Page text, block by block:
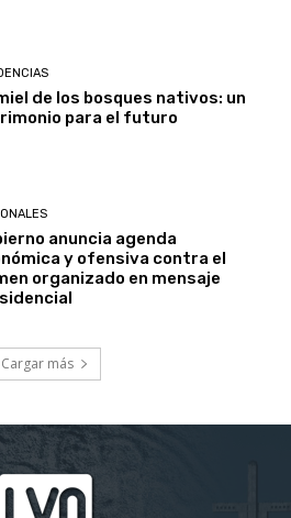
de los bosques nativos: un
para el futuro
anuncia agenda
y ofensiva contra el
organizado en mensaje
Cargar más